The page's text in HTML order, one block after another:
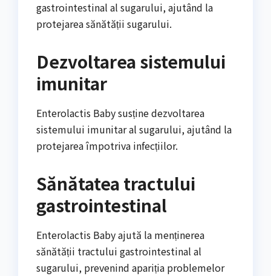
gastrointestinal al sugarului, ajutând la
protejarea sănătății sugarului.
Dezvoltarea sistemului
imunitar
Enterolactis Baby susține dezvoltarea
sistemului imunitar al sugarului, ajutând la
protejarea împotriva infecțiilor.
Sănătatea tractului
gastrointestinal
Enterolactis Baby ajută la menținerea
sănătății tractului gastrointestinal al
sugarului, prevenind apariția problemelor